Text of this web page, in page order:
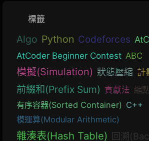
標籤
Algo Python Codeforces
AtCoder Beginner Contest ABC
模擬(Simulation) 狀態壓縮 計
前綴和(Prefix Sum) 貢獻法 縮點
有序容器(Sorted Container) C++
模運算(Modular Arithmetic)
雜湊表(Hash Table) 回溯